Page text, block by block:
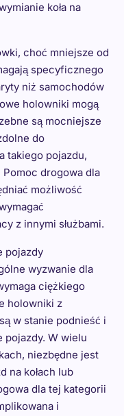
koła na
choć mniejsze od
specyficznego
niż samochodów
holowniki mogą
są mocniejsze
do
takiego pojazdu,
Pomoc drogowa dla
możliwość
z innymi służbami.
pojazdy
wyzwanie dla
ciężkiego
holowniki z
w stanie podnieść i
W wielu
niezbędne jest
na kołach lub
dla tej kategorii
i